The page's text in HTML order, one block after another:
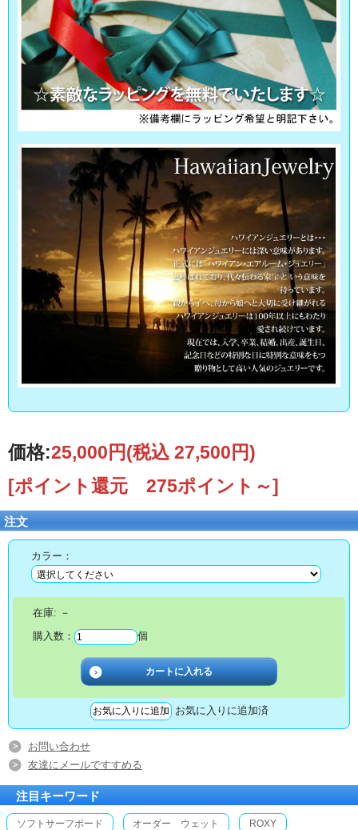
価格:25,000円(税込 27,500円)
[ポイント還元 275ポイント～]
注文
カラー：
在庫: －
購入数：
個
お気に入りに追加済
お問い合わせ
友達にメールですすめる
注目キーワード
ソフトサーフボード オーダー ウェット ROXY